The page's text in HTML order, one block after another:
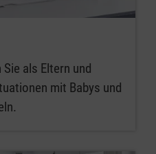
als Eltern und
mit Babys und